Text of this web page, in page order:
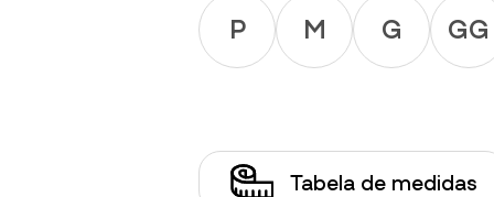
P
M G GG
Tabela de medidas